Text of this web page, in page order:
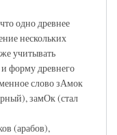
одно древнее
нескольких
учитывать
форму древнего
слово зАмок
замОк (стал
(арабов),